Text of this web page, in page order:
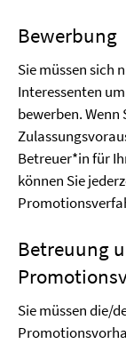
Bewerbung
Sie müssen sich
Interessenten
bewerben. Wenn
Betreuer*in für
können Sie
Betreuung
Sie müssen die/